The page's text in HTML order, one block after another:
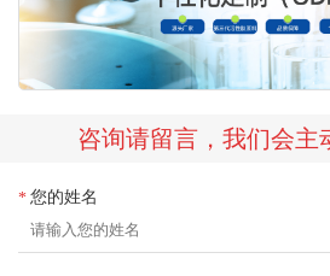
咨询请留言，我们会主
* 您的姓名